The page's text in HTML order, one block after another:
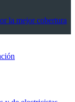
la mejor cobertura